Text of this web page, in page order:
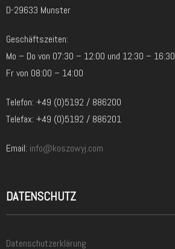
D-29633 Munster
Geschäftszeiten:
Mo – Do von 07:30 – 12:00 und 12:30 – 16:30
Fr von 08:00 – 14:00
Telefon: +49 (0)5192 / 886200
Telefax: +49 (0)5192 / 886201
Email: info@koszowyj.com
DATENSCHUTZ
Datenschutzerklärung